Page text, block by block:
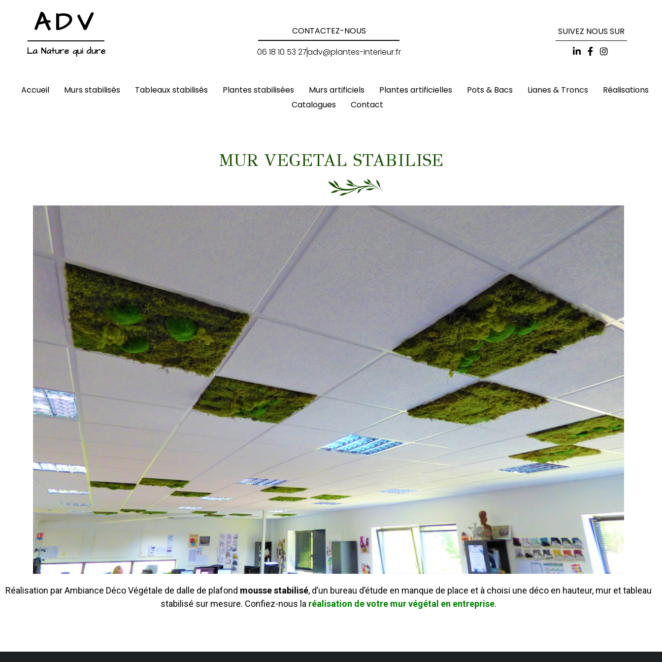
ADV
La Nature qui dure
CONTACTEZ-NOUS
06 18 10 53 27adv@plantes-interieur.fr
SUIVEZ NOUS SUR
Accueil Murs stabilisés Tableaux stabilisés Plantes stabilisées Murs artificiels Plantes artificielles Pots & Bacs Lianes & Troncs
Réalisations
Catalogues
Contact
MUR VEGETAL STABILISE
Réalisation par Ambiance Déco Végétale de dalle de plafond mousse stabilisé, d’un bureau d’étude en manque de place et à choisi une déco en hauteur, mur et tableau
stabilisé sur mesure. Confiez-nous la réalisation de votre mur végétal en entreprise.